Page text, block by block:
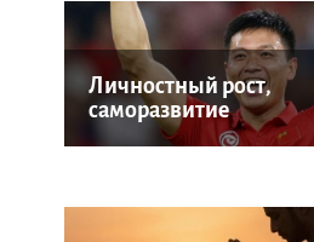
Личностный рост,
саморазвитие